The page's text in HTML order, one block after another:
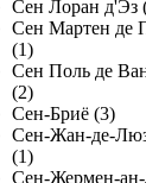
Сен Лоран д'Эз
Сен Мартен де
(1)
Сен Поль де
(2)
Сен-Бриё (3)
Сен-Жан-де-
(1)
Сен-Жермен-